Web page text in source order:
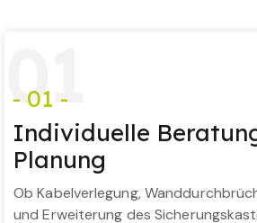
01
- 01 -
Individuelle
Planung
Ob Kabelverlegung,
und Erweiterung des